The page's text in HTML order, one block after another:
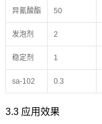
异氰酸酯 50
发泡剂 2
稳定剂 1
sa-102 0.3
3.3 应用效果